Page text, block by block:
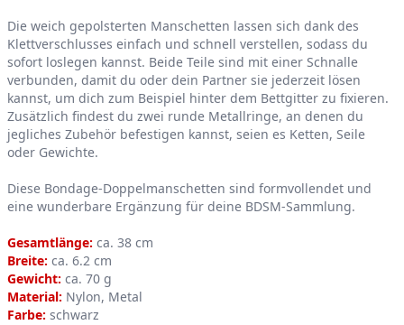
Die weich gepolsterten Manschetten lassen sich dank des
Klettverschlusses einfach und schnell verstellen, sodass du
sofort loslegen kannst. Beide Teile sind mit einer Schnalle
verbunden, damit du oder dein Partner sie jederzeit lösen
kannst, um dich zum Beispiel hinter dem Bettgitter zu fixieren.
Zusätzlich findest du zwei runde Metallringe, an denen du
jegliches Zubehör befestigen kannst, seien es Ketten, Seile
oder Gewichte.
Diese Bondage-Doppelmanschetten sind formvollendet und
eine wunderbare Ergänzung für deine BDSM-Sammlung.
Gesamtlänge: ca. 38 cm
Breite: ca. 6.2 cm
Gewicht: ca. 70 g
Material: Nylon, Metal
Farbe: schwarz